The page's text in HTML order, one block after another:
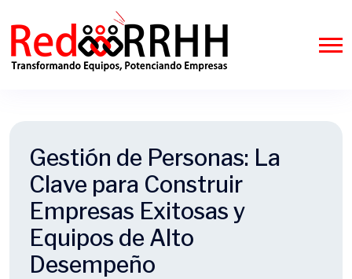
Gestión de Personas: La
Clave para Construir
Empresas Exitosas y
Equipos de Alto
Desempeño